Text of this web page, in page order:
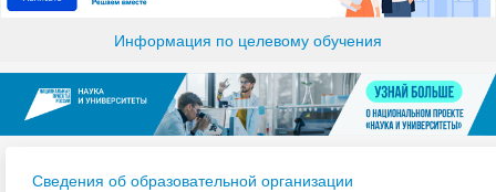
Информация по целевому обучения
Сведения об образовательной организации